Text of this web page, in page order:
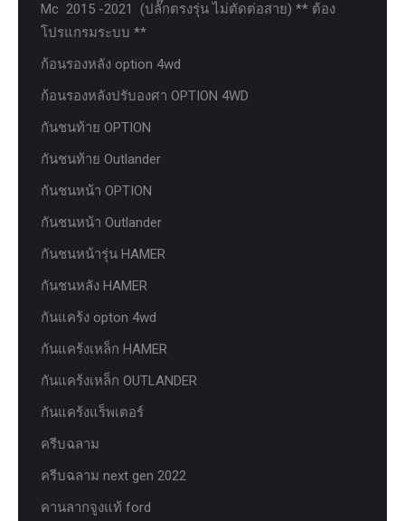
Mc 2015 -2021 (ปลั๊กตรงรุ่น ไม่ตัดต่อสาย) ** ต้อง
โปรแกรมระบบ **
ก้อนรองหลัง option 4wd
ก้อนรองหลังปรับองศา OPTION 4WD
กันชนท้าย OPTION
กันชนท้าย Outlander
กันชนหน้า OPTION
กันชนหน้า Outlander
กันชนหน้ารุ่น HAMER
กันชนหลัง HAMER
กันแคร้ง opton 4wd
กันแคร้งเหล็ก HAMER
กันแคร้งเหล็ก OUTLANDER
กันแคร้งแร็พเตอร์
ครีบฉลาม
ครีบฉลาม next gen 2022
คานลากจูงแท้ ford